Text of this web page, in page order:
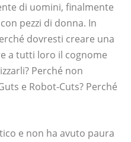
di uomini, finalmente
pezzi di donna. In
dovresti creare una
a tutti loro il cognome
Perché non
e Robot-Cuts? Perché
e non ha avuto paura